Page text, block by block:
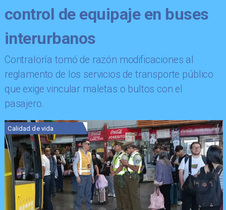
control de equipaje en buses
interurbanos
Contraloría tomó de razón modificaciones al
reglamento de los servicios de transporte público
que exige vincular maletas o bultos con el
pasajero.​
Calidad de vida